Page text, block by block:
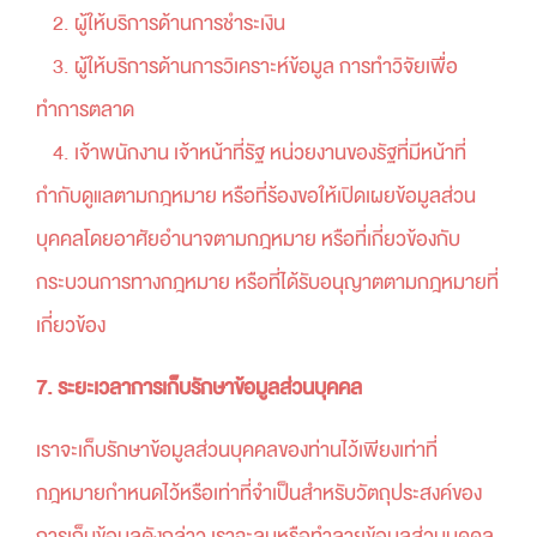
2. ผู้ให้บริการด้านการชำระเงิน
3. ผู้ให้บริการด้านการวิเคราะห์ข้อมูล การทำวิจัยเพื่อ
ทำการตลาด
4. เจ้าพนักงาน เจ้าหน้าที่รัฐ หน่วยงานของรัฐที่มีหน้าที่
กำกับดูแลตามกฎหมาย หรือที่ร้องขอให้เปิดเผยข้อมูลส่วน
บุคคลโดยอาศัยอำนาจตามกฎหมาย หรือที่เกี่ยวข้องกับ
กระบวนการทางกฎหมาย หรือที่ได้รับอนุญาตตามกฎหมายที่
เกี่ยวข้อง
7. ระยะเวลาการเก็บรักษาข้อมูลส่วนบุคคล
เราจะเก็บรักษาข้อมูลส่วนบุคคลของท่านไว้เพียงเท่าที่
กฎหมายกำหนดไว้หรือเท่าที่จำเป็นสำหรับวัตถุประสงค์ของ